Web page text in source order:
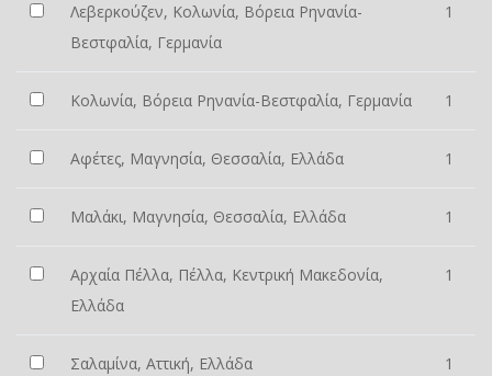
Λεβερκούζεν, Κολωνία, Βόρεια Ρηνανία-
Βεστφαλία, Γερμανία
1
Κολωνία, Βόρεια Ρηνανία-Βεστφαλία, Γερμανία 1
Αφέτες, Μαγνησία, Θεσσαλία, Ελλάδα 1
Μαλάκι, Μαγνησία, Θεσσαλία, Ελλάδα 1
Αρχαία Πέλλα, Πέλλα, Κεντρική Μακεδονία,
Ελλάδα
1
Σαλαμίνα, Αττική, Ελλάδα 1